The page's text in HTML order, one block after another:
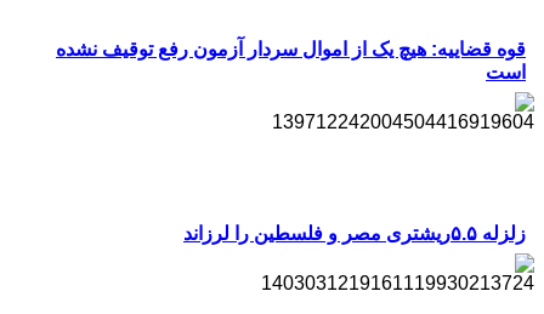
قوه قضاییه: هیچ یک از اموال سردار آزمون رفع توقیف نشده
است
زلزله ۵.۵ریشتری مصر و فلسطین را لرزاند